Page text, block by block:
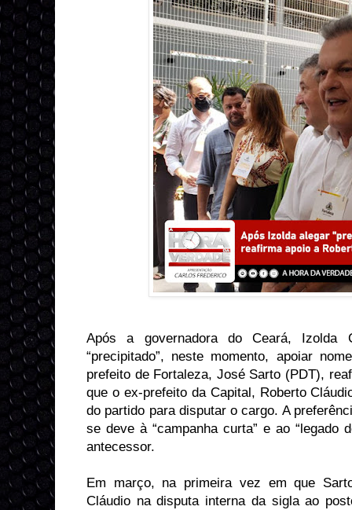
Após a governadora do Ceará, Izolda
“precipitado”, neste momento, apoiar
prefeito de Fortaleza, José Sarto (PDT),
que o ex-prefeito da Capital, Roberto
do partido para disputar o cargo. A
se deve à “campanha curta” e ao “legado
antecessor.
Em março, na primeira vez em que
Cláudio na disputa interna da sigla ao